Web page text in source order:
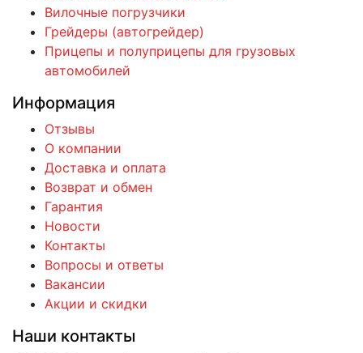
Вилочные погрузчики
Грейдеры (автогрейдер)
Прицепы и полуприцепы для грузовых
автомобилей
Информация
Отзывы
О компании
Доставка и оплата
Возврат и обмен
Гарантия
Новости
Контакты
Вопросы и ответы
Вакансии
Акции и скидки
Наши контакты